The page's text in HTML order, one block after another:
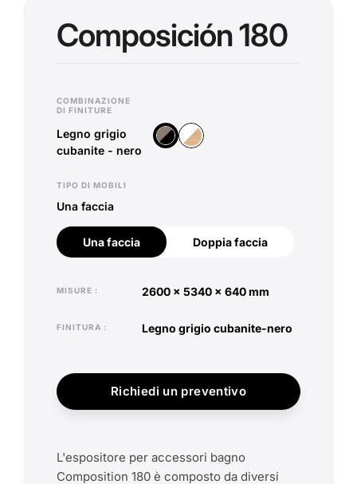
Composición 180
COMBINAZIONE
DI FINITURE
Legno grigio
cubanite - nero
Legno grigio cubanite - nero
Legno Vicenza - Bianco
TIPO DI MOBILI
Una faccia
Una faccia
Una faccia
Doppia faccia
Doppia faccia
MISURE 2600 x 5340 x 640 mm
FINITURA legno grigio cubanite-nero
Richiedi un preventivo
L'espositore per accessori bagno
Composition 180 è composto da diversi